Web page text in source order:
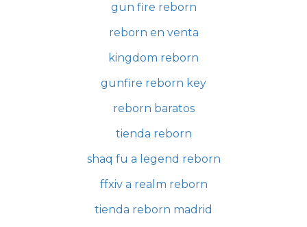
gun fire reborn
reborn en venta
kingdom reborn
gunfire reborn key
reborn baratos
tienda reborn
shaq fu a legend reborn
ffxiv a realm reborn
tienda reborn madrid